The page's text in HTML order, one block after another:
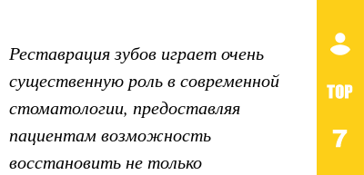
Реставрация зубов играет очень
существенную роль в современной
стоматологии, предоставляя
пациентам возможность
восстановить не только